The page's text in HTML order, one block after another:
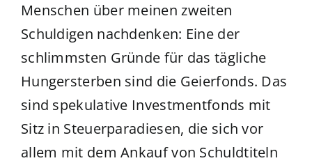
Menschen über meinen zweiten
Schuldigen nachdenken: Eine der
schlimmsten Gründe für das tägliche
Hungersterben sind die Geierfonds. Das
sind spekulative Investmentfonds mit
Sitz in Steuerparadiesen, die sich vor
allem mit dem Ankauf von Schuldtiteln